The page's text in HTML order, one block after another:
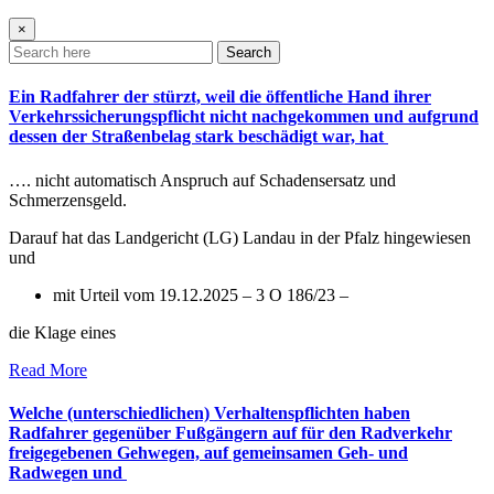
×
Search
Ein Radfahrer der stürzt, weil die öffentliche Hand ihrer
Verkehrssicherungspflicht nicht nachgekommen und aufgrund
dessen der Straßenbelag stark beschädigt war, hat
…. nicht automatisch Anspruch auf Schadensersatz und
Schmerzensgeld.
Darauf hat das Landgericht (LG) Landau in der Pfalz hingewiesen
und
mit Urteil vom 19.12.2025 – 3 O 186/23 –
die Klage eines
Read More
Welche (unterschiedlichen) Verhaltenspflichten haben
Radfahrer gegenüber Fußgängern auf für den Radverkehr
freigegebenen Gehwegen, auf gemeinsamen Geh- und
Radwegen und